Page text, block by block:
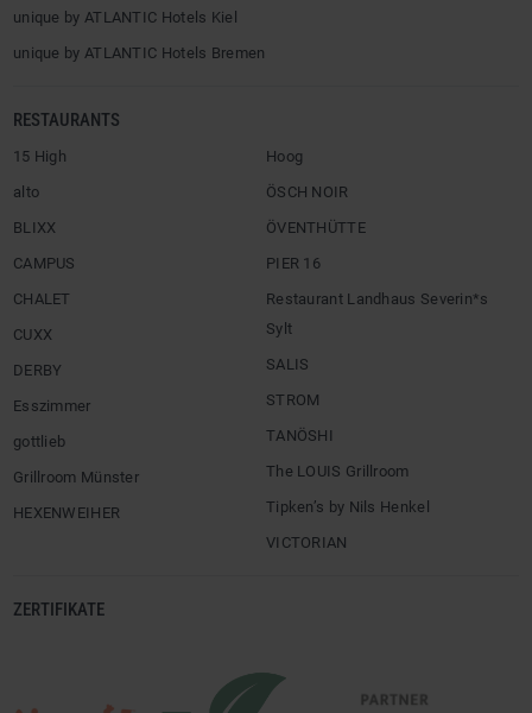
unique by ATLANTIC Hotels Kiel
unique by ATLANTIC Hotels Bremen
RESTAURANTS
15 High
alto
BLIXX
CAMPUS
CHALET
CUXX
DERBY
Esszimmer
gottlieb
Grillroom Münster
HEXENWEIHER
Hoog
ÖSCH NOIR
ÖVENTHÜTTE
PIER 16
Restaurant Landhaus Severin*s
Sylt
SALIS
STROM
TANÖSHI
The LOUIS Grillroom
Tipken’s by Nils Henkel
VICTORIAN
ZERTIFIKATE